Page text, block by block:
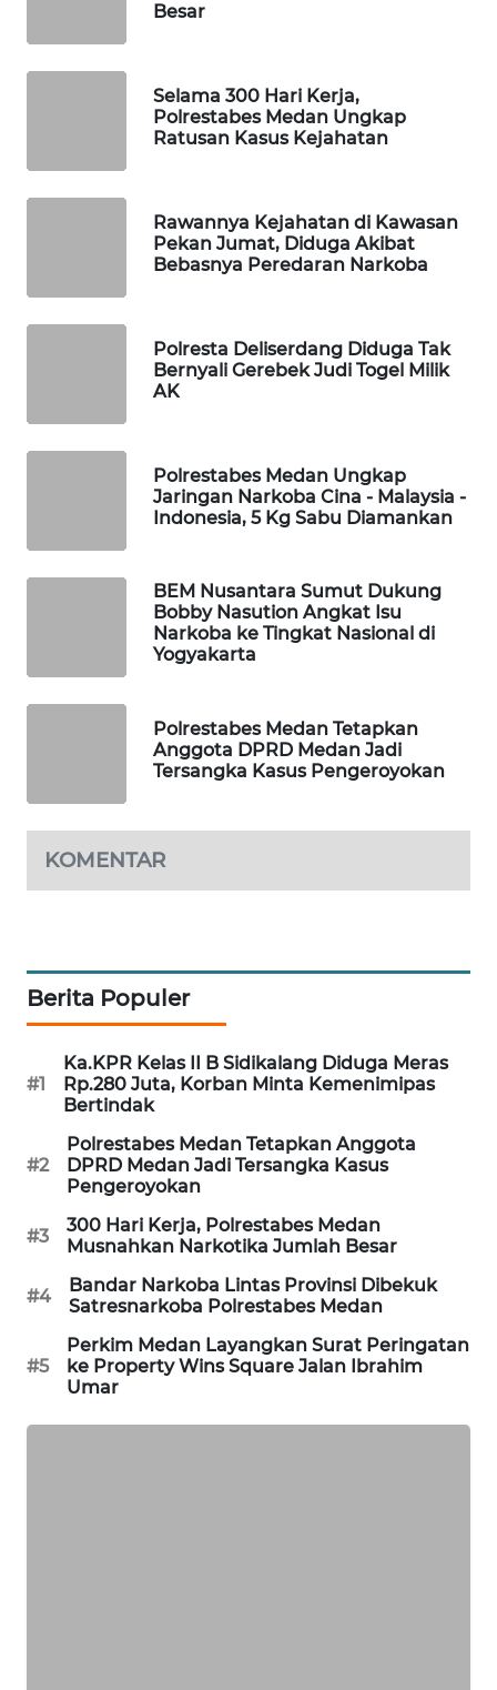
Besar
Selama 300 Hari Kerja,
Polrestabes Medan Ungkap
Ratusan Kasus Kejahatan
Rawannya Kejahatan di Kawasan
Pekan Jumat, Diduga Akibat
Bebasnya Peredaran Narkoba
Polresta Deliserdang Diduga Tak
Bernyali Gerebek Judi Togel Milik
AK
Polrestabes Medan Ungkap
Jaringan Narkoba Cina - Malaysia -
Indonesia, 5 Kg Sabu Diamankan
BEM Nusantara Sumut Dukung
Bobby Nasution Angkat Isu
Narkoba ke Tingkat Nasional di
Yogyakarta
Polrestabes Medan Tetapkan
Anggota DPRD Medan Jadi
Tersangka Kasus Pengeroyokan
KOMENTAR
Berita Populer
#1
Ka.KPR Kelas II B Sidikalang Diduga Meras
Rp.280 Juta, Korban Minta Kemenimipas
Bertindak
#2
Polrestabes Medan Tetapkan Anggota
DPRD Medan Jadi Tersangka Kasus
Pengeroyokan
#3
300 Hari Kerja, Polrestabes Medan
Musnahkan Narkotika Jumlah Besar
#4
Bandar Narkoba Lintas Provinsi Dibekuk
Satresnarkoba Polrestabes Medan
#5
Perkim Medan Layangkan Surat Peringatan
ke Property Wins Square Jalan Ibrahim
Umar
FORWAMKI
SITUNGIR
METRO
METRO
MEDAN
JAKARTA
NEWS
KRT
KARING
NEWS
JURNAL
MARITIM
HUMBANG
NEWS
GARONGGANG
NEWS
FISUELRI
ENERGI